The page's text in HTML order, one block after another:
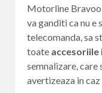
Motorline
va ganditi ca nu e
telecomanda, sa
toate accesoriile
semnalizare, care
avertizeaza in